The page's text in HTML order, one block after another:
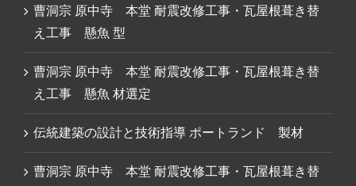
曹洞宗 原中寺 本堂 耐震改修工事・瓦屋根葺き替
え工事 懸魚 型
曹洞宗 原中寺 本堂 耐震改修工事・瓦屋根葺き替
え工事 懸魚 材選定
伝統建築の設計と技術指導 ポートランド 製材
曹洞宗 原中寺 本堂 耐震改修工事・瓦屋根葺き替